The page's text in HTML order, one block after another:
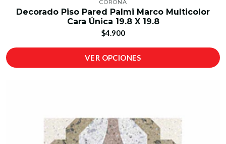
CORONA
Decorado Piso Pared Palmi Marco Multicolor
Cara Única 19.8 X 19.8
$4.900
VER OPCIONES